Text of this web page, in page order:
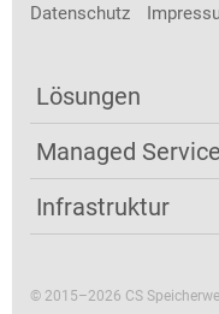
Datenschutz
Lösungen
Managed
Infrastruktur
© 2015–2026 CS